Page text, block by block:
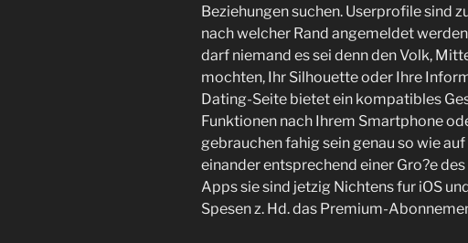
Beziehungen suchen. Userprofile sind
nach welcher Rand angemeldet
darf niemand es sei denn den Volk,
mochten, Ihr Silhouette oder Ihre
Dating-Seite bietet ein kompatibles
Funktionen nach Ihrem Smartphone
gebrauchen fahig sein genau so wie
einander entsprechend einer Gro?e
Apps sie sind jetzig Nichtens fur iOS
Spesen z. Hd. das Premium-